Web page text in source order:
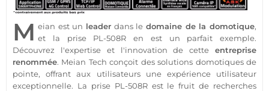
M eian est un leader dans le domaine de la domotique,
et la prise PL-508R en est un parfait exemple.
Découvrez l'expertise et l'innovation de cette entreprise
renommée. Meian Tech conçoit des solutions domotiques de
pointe, offrant aux utilisateurs une expérience utilisateur
exceptionnelle. La prise PL-508Rest le fruit de recherches